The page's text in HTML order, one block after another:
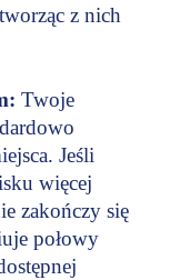
z nich
Twoje
Jeśli
więcej
zakończy się
połowy